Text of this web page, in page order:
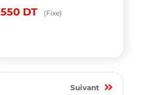
550 DT (Fixe)
Suivant